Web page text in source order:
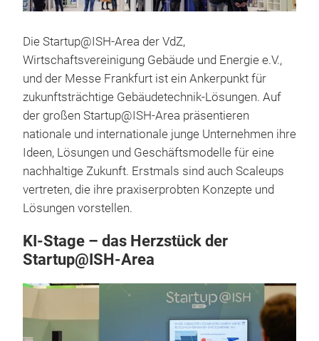
Die Startup@ISH-Area der VdZ,
Wirtschaftsvereinigung Gebäude und Energie e.V.,
und der Messe Frankfurt ist ein Ankerpunkt für
zukunftsträchtige Gebäudetechnik-Lösungen. Auf
der großen Startup@ISH-Area präsentieren
nationale und internationale junge Unternehmen ihre
Ideen, Lösungen und Geschäftsmodelle für eine
nachhaltige Zukunft. Erstmals sind auch Scaleups
vertreten, die ihre praxiserprobten Konzepte und
Lösungen vorstellen.
KI-Stage – das Herzstück der
Startup@ISH-Area